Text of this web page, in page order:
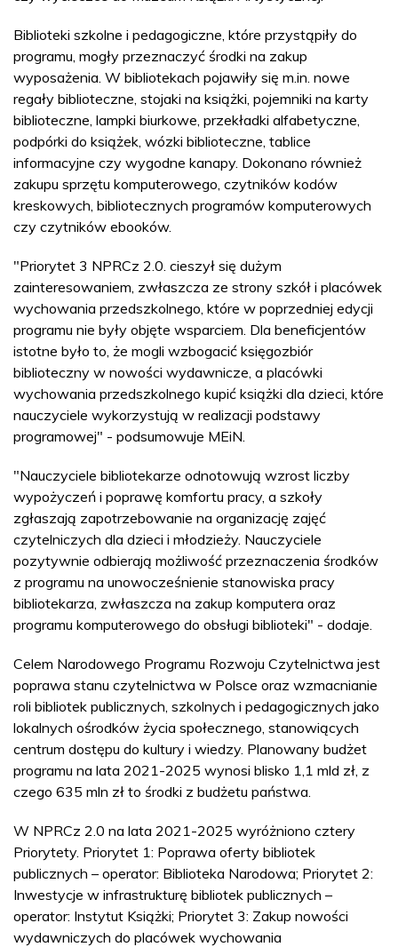
Biblioteki szkolne i pedagogiczne, które przystąpiły do
programu, mogły przeznaczyć środki na zakup
wyposażenia. W bibliotekach pojawiły się m.in. nowe
regały biblioteczne, stojaki na książki, pojemniki na karty
biblioteczne, lampki biurkowe, przekładki alfabetyczne,
podpórki do książek, wózki biblioteczne, tablice
informacyjne czy wygodne kanapy. Dokonano również
zakupu sprzętu komputerowego, czytników kodów
kreskowych, bibliotecznych programów komputerowych
czy czytników ebooków.
"Priorytet 3 NPRCz 2.0. cieszył się dużym
zainteresowaniem, zwłaszcza ze strony szkół i placówek
wychowania przedszkolnego, które w poprzedniej edycji
programu nie były objęte wsparciem. Dla beneficjentów
istotne było to, że mogli wzbogacić księgozbiór
biblioteczny w nowości wydawnicze, a placówki
wychowania przedszkolnego kupić książki dla dzieci, które
nauczyciele wykorzystują w realizacji podstawy
programowej" - podsumowuje MEiN.
"Nauczyciele bibliotekarze odnotowują wzrost liczby
wypożyczeń i poprawę komfortu pracy, a szkoły
zgłaszają zapotrzebowanie na organizację zajęć
czytelniczych dla dzieci i młodzieży. Nauczyciele
pozytywnie odbierają możliwość przeznaczenia środków
z programu na unowocześnienie stanowiska pracy
bibliotekarza, zwłaszcza na zakup komputera oraz
programu komputerowego do obsługi biblioteki" - dodaje.
Celem Narodowego Programu Rozwoju Czytelnictwa jest
poprawa stanu czytelnictwa w Polsce oraz wzmacnianie
roli bibliotek publicznych, szkolnych i pedagogicznych jako
lokalnych ośrodków życia społecznego, stanowiących
centrum dostępu do kultury i wiedzy. Planowany budżet
programu na lata 2021-2025 wynosi blisko 1,1 mld zł, z
czego 635 mln zł to środki z budżetu państwa.
W NPRCz 2.0 na lata 2021-2025 wyróżniono cztery
Priorytety. Priorytet 1: Poprawa oferty bibliotek
publicznych – operator: Biblioteka Narodowa; Priorytet 2:
Inwestycje w infrastrukturę bibliotek publicznych –
operator: Instytut Książki; Priorytet 3: Zakup nowości
wydawniczych do placówek wychowania